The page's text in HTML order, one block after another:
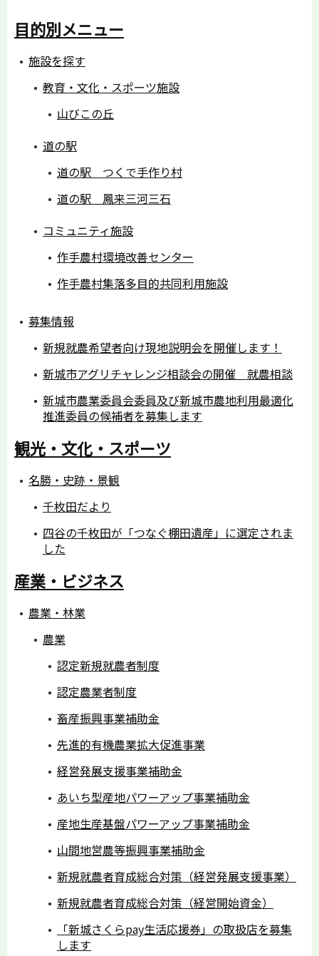
目的別メニュー
施設を探す
教育・文化・スポーツ施設
山びこの丘
道の駅
道の駅 つくで手作り村
道の駅 鳳来三河三石
コミュニティ施設
作手農村環境改善センター
作手農村集落多目的共同利用施設
募集情報
新規就農希望者向け現地説明会を開催します！
新城市アグリチャレンジ相談会の開催 就農相談
新城市農業委員会委員及び新城市農地利用最適化
推進委員の候補者を募集します
観光・文化・スポーツ
名勝・史跡・景観
千枚田だより
四谷の千枚田が「つなぐ棚田遺産」に選定されま
した
産業・ビジネス
農業・林業
農業
認定新規就農者制度
認定農業者制度
畜産振興事業補助金
先進的有機農業拡大促進事業
経営発展支援事業補助金
あいち型産地パワーアップ事業補助金
産地生産基盤パワーアップ事業補助金
山間地営農等振興事業補助金
新規就農者育成総合対策（経営発展支援事業）
新規就農者育成総合対策（経営開始資金）
「新城さくらpay生活応援券」の取扱店を募集
します